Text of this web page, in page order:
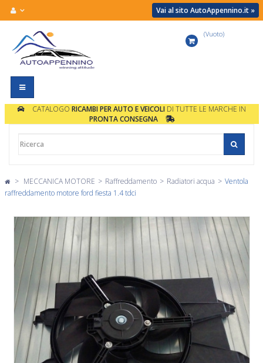
Vai al sito AutoAppennino.it »
Navigazione
Toggle
(Vuoto)
CATALOGO RICAMBI PER AUTO E VEICOLIDI TUTTE LE MARCHE IN
PRONTA CONSEGNA
> MECCANICA MOTORE > Raffreddamento > Radiatori acqua > Ventola
raffreddamento motore ford fiesta 1.4 tdci